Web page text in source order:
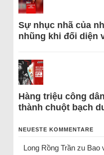
Sự nhục nhã của
nhũng khi đối diện
Hàng triệu công
thành chuột bạch
NEUESTE KOMMENTARE
Long Rồng Trầnzu Bao